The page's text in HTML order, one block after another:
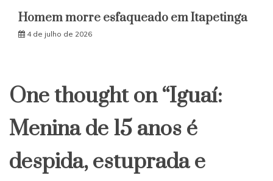
Homem morre esfaqueado em Itapetinga
4 de julho de 2026
One thought on “Iguaí:
Menina de 15 anos é
despida, estuprada e